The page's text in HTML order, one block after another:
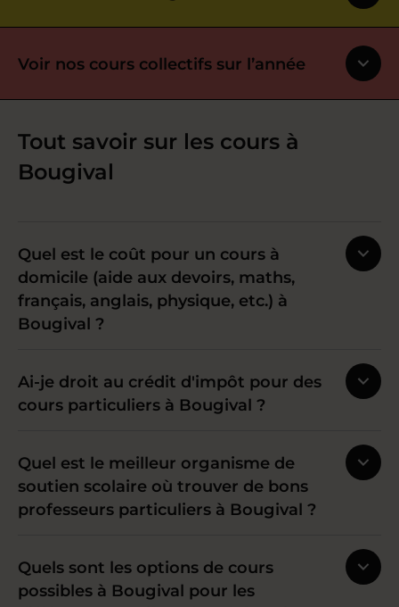
Voir nos cours collectifs sur l’année
Tout savoir sur les cours à
Bougival
Quel est le coût pour un cours à
domicile (aide aux devoirs, maths,
français, anglais, physique, etc.) à
Bougival ?
Ai-je droit au crédit d'impôt pour des
cours particuliers à Bougival ?
Quel est le meilleur organisme de
soutien scolaire où trouver de bons
professeurs particuliers à Bougival ?
Quels sont les options de cours
possibles à Bougival pour les